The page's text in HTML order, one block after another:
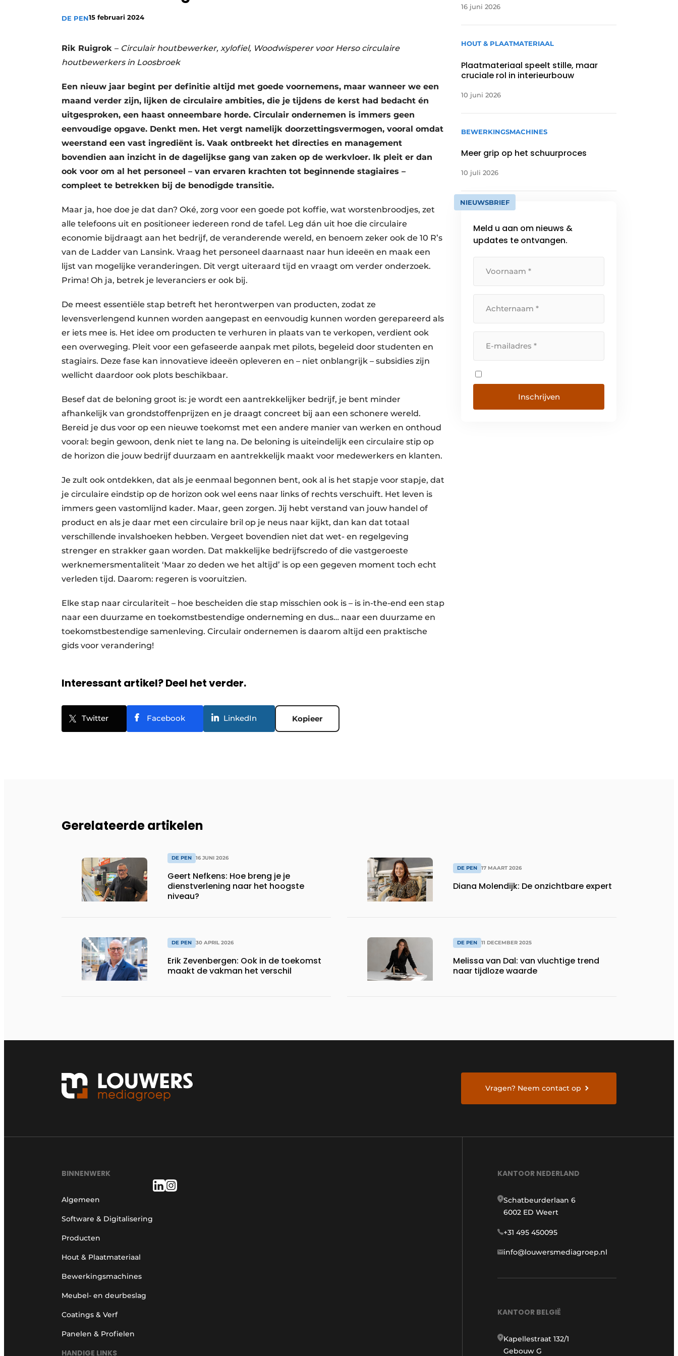
DE PEN15 februari 2024
Rik Ruigrok – Circulair houtbewerker, xylofiel, Woodwisperer voor Herso circulaire
houtbewerkers in Loosbroek
Een nieuw jaar begint per definitie altijd met goede voornemens, maar wanneer we een
maand verder zijn, lijken de circulaire ambities, die je tijdens de kerst had bedacht én
uitgesproken, een haast onneembare horde. Circulair ondernemen is immers geen
eenvoudige opgave. Denkt men. Het vergt namelijk doorzettingsvermogen, vooral omdat
weerstand een vast ingrediënt is. Vaak ontbreekt het directies en management
bovendien aan inzicht in de dagelijkse gang van zaken op de werkvloer. Ik pleit er dan
ook voor om al het personeel – van ervaren krachten tot beginnende stagiaires –
compleet te betrekken bij de benodigde transitie.
Maar ja, hoe doe je dat dan? Oké, zorg voor een goede pot koffie, wat worstenbroodjes, zet
alle telefoons uit en positioneer iedereen rond de tafel. Leg dán uit hoe die circulaire
economie bijdraagt aan het bedrijf, de veranderende wereld, en benoem zeker ook de 10 R’s
van de Ladder van Lansink. Vraag het personeel daarnaast naar hun ideeën en maak een
lijst van mogelijke veranderingen. Dit vergt uiteraard tijd en vraagt om verder onderzoek.
Prima! Oh ja, betrek je leveranciers er ook bij.
De meest essentiële stap betreft het herontwerpen van producten, zodat ze
levensverlengend kunnen worden aangepast en eenvoudig kunnen worden gerepareerd als
er iets mee is. Het idee om producten te verhuren in plaats van te verkopen, verdient ook
een overweging. Pleit voor een gefaseerde aanpak met pilots, begeleid door studenten en
stagiairs. Deze fase kan innovatieve ideeën opleveren en – niet onblangrijk – subsidies zijn
wellicht daardoor ook plots beschikbaar.
Besef dat de beloning groot is: je wordt een aantrekkelijker bedrijf, je bent minder
afhankelijk van grondstoffenprijzen en je draagt concreet bij aan een schonere wereld.
Bereid je dus voor op een nieuwe toekomst met een andere manier van werken en onthoud
vooral: begin gewoon, denk niet te lang na. De beloning is uiteindelijk een circulaire stip op
de horizon die jouw bedrijf duurzaam en aantrekkelijk maakt voor medewerkers en klanten.
Je zult ook ontdekken, dat als je eenmaal begonnen bent, ook al is het stapje voor stapje, dat
je circulaire eindstip op de horizon ook wel eens naar links of rechts verschuift. Het leven is
immers geen vastomlijnd kader. Maar, geen zorgen. Jij hebt verstand van jouw handel of
product en als je daar met een circulaire bril op je neus naar kijkt, dan kan dat totaal
verschillende invalshoeken hebben. Vergeet bovendien niet dat wet- en regelgeving
strenger en strakker gaan worden. Dat makkelijke bedrijfscredo of die vastgeroeste
werknemersmentaliteit ‘Maar zo deden we het altijd’ is op een gegeven moment toch echt
verleden tijd. Daarom: regeren is vooruitzien.
Elke stap naar circulariteit – hoe bescheiden die stap misschien ook is – is in-the-end een stap
naar een duurzame en toekomstbestendige onderneming en dus… naar een duurzame en
toekomstbestendige samenleving. Circulair ondernemen is daarom altijd een praktische
gids voor verandering!
Interessant artikel? Deel het verder.
Twitter Facebook LinkedIn Kopieer
16 juni 2026
HOUT & PLAATMATERIAAL
Plaatmateriaal speelt stille, maar
cruciale rol in interieurbouw
10 juni 2026
BEWERKINGSMACHINES
Meer grip op het schuurproces
10 juli 2026
NIEUWSBRIEF
Meld u aan om nieuws &
updates te ontvangen.
Gerelateerde artikelen
DE PEN 16 JUNI 2026
Geert Nefkens: Hoe breng je je
dienstverlening naar het hoogste
niveau?
DE PEN 30 APRIL 2026
Erik Zevenbergen: Ook in de toekomst
maakt de vakman het verschil
DE PEN 17 MAART 2026
Diana Molendijk: De onzichtbare expert
DE PEN 11 DECEMBER 2025
Melissa van Dal: van vluchtige trend
naar tijdloze waarde
Vragen? Neem contact op
BINNENWERK
Algemeen
Software & Digitalisering
Producten
Hout & Plaatmateriaal
Bewerkingsmachines
Meubel- en deurbeslag
Coatings & Verf
Panelen & Profielen
HANDIGE LINKS
KANTOOR NEDERLAND
Schatbeurderlaan 6
6002 ED Weert
+31 495 450095
info@louwersmediagroep.nl
KANTOOR BELGIË
Kapellestraat 132/1
Gebouw G